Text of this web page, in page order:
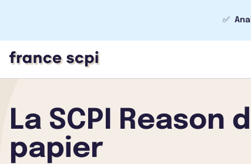
✅
La SCPI
papier